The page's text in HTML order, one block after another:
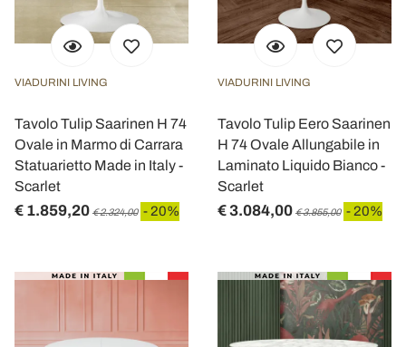
VIADURINI LIVING
Tavolo Tulip Saarinen H 74
Ovale in Marmo di Carrara
Statuarietto Made in Italy -
Scarlet
€ 1.859,20 € 2.324,00 - 20%
VIADURINI LIVING
Tavolo Tulip Eero Saarinen
H 74 Ovale Allungabile in
Laminato Liquido Bianco -
Scarlet
€ 3.084,00 € 3.855,00 - 20%